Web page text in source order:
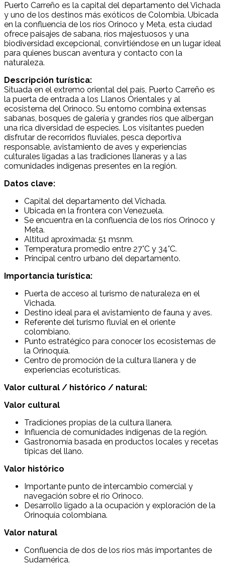
Puerto Carreño es la capital del departamento del Vichada
y uno de los destinos más exóticos de Colombia. Ubicada
en la confluencia de los ríos Orinoco y Meta, esta ciudad
ofrece paisajes de sabana, ríos majestuosos y una
biodiversidad excepcional, convirtiéndose en un lugar ideal
para quienes buscan aventura y contacto con la
naturaleza.
Descripción turística:
Situada en el extremo oriental del país, Puerto Carreño es
la puerta de entrada a los Llanos Orientales y al
ecosistema del Orinoco. Su entorno combina extensas
sabanas, bosques de galería y grandes ríos que albergan
una rica diversidad de especies. Los visitantes pueden
disfrutar de recorridos fluviales, pesca deportiva
responsable, avistamiento de aves y experiencias
culturales ligadas a las tradiciones llaneras y a las
comunidades indígenas presentes en la región.
Datos clave:
Capital del departamento del Vichada.
Ubicada en la frontera con Venezuela.
Se encuentra en la confluencia de los ríos Orinoco y
Meta.
Altitud aproximada: 51 msnm.
Temperatura promedio entre 27°C y 34°C.
Principal centro urbano del departamento.
Importancia turística:
Puerta de acceso al turismo de naturaleza en el
Vichada.
Destino ideal para el avistamiento de fauna y aves.
Referente del turismo fluvial en el oriente
colombiano.
Punto estratégico para conocer los ecosistemas de
la Orinoquía.
Centro de promoción de la cultura llanera y de
experiencias ecoturísticas.
Valor cultural / histórico / natural:
Valor cultural
Tradiciones propias de la cultura llanera.
Influencia de comunidades indígenas de la región.
Gastronomía basada en productos locales y recetas
típicas del llano.
Valor histórico
Importante punto de intercambio comercial y
navegación sobre el río Orinoco.
Desarrollo ligado a la ocupación y exploración de la
Orinoquía colombiana.
Valor natural
Confluencia de dos de los ríos más importantes de
Sudamérica.